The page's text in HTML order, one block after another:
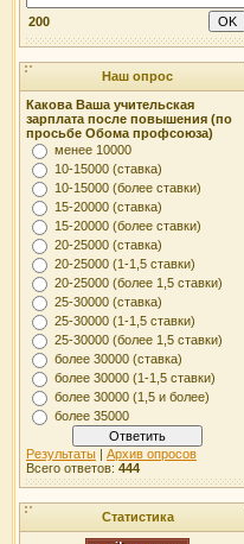
200
Наш опрос
Какова Ваша учительская
зарплата после повышения (по
просьбе Обома профсоюза)
менее 10000
10-15000 (ставка)
10-15000 (более ставки)
15-20000 (ставка)
15-20000 (более ставки)
20-25000 (ставка)
20-25000 (1-1,5 ставки)
20-25000 (более 1,5 ставки)
25-30000 (ставка)
25-30000 (1-1,5 ставки)
25-30000 (более 1,5 ставки)
более 30000 (ставка)
более 30000 (1-1,5 ставки)
более 30000 (1,5 и более)
более 35000
Результаты | Архив опросов
Всего ответов: 444
Статистика